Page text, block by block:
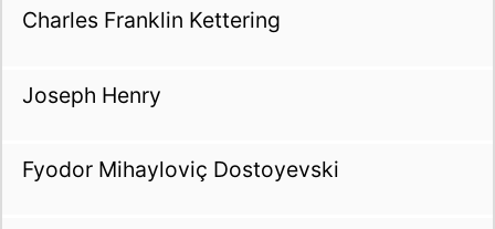
Charles Franklin Kettering
Joseph Henry
Fyodor Mihayloviç Dostoyevski